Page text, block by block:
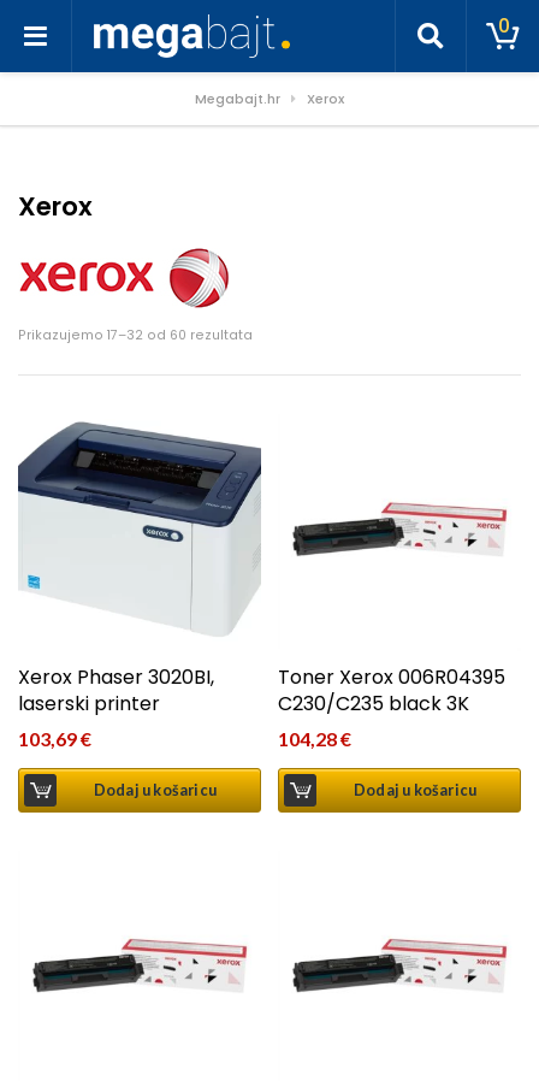
0
Megabajt.hr Xerox
Xerox
Prikazujemo 17–32 od 60 rezultata
Xerox Phaser 3020BI,
laserski printer
103,69€
Dodaj u košaricu
Toner Xerox 006R04395
C230/C235 black 3K
104,28€
Dodaj u košaricu